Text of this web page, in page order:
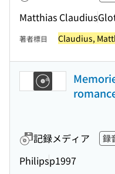
Matthias Claudius
著者標目 Claudius,
記録メディア 録
Philipsp1997